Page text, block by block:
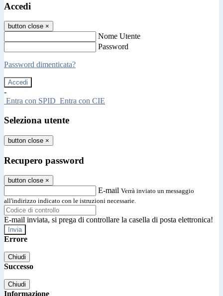
Accedi
button close ×
Nome Utente
Password
Password dimenticata?
-
Entra con SPID Entra con CIE
Seleziona utente
button close ×
Recupero password
button close ×
E-mail Verrà inviato un messaggio
all'indirizzo indicato con le istruzioni necessarie.
E-mail inviata, si prega di controllare la casella di posta elettronica!
Errore
Chiudi
Successo
Chiudi
Informazione